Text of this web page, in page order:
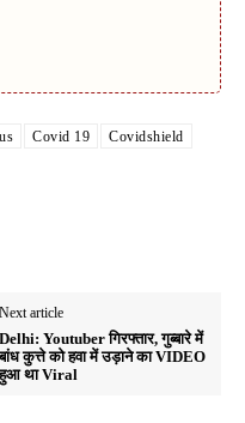
Covid 19
Covidshield
Next article
Delhi: Youtuber गिरफ्तार, गुब्बारे में
बांध कुत्ते को हवा में उड़ाने का VIDEO
हुआ था Viral